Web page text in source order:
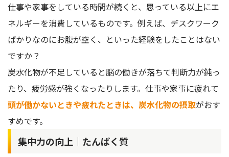
仕事や家事をしている時間が続くと、思っている以上にエ
ネルギーを消費しているものです。例えば、デスクワーク
ばかりなのにお腹が空く、といった経験をしたことはない
ですか？
炭水化物が不足していると脳の働きが落ちて判断力が鈍っ
たり、疲労感が強くなったりします。仕事や家事に疲れて
頭が働かないときや疲れたときは、炭水化物の摂取がおす
すめです。
集中力の向上｜たんぱく質